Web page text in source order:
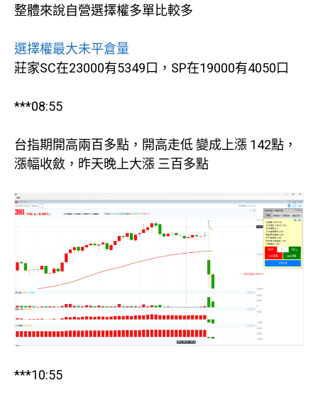
整體來說自營選擇權多單比較多
選擇權最大未平倉量
莊家SC在23000有5349口，SP在19000有4050口
***08:55
台指期開高兩百多點，開高走低 變成上漲 142點，
漲幅收斂，昨天晚上大漲 三百多點
***10:55